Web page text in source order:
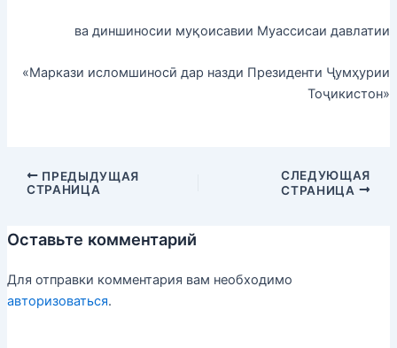
ва диншиносии муқоисавии Муассисаи давлатии
«Маркази исломшиносӣ дар назди Президенти Ҷумҳурии
Тоҷикистон»
ПРЕДЫДУЩАЯ
СТРАНИЦА
СЛЕДУЮЩАЯ
СТРАНИЦА
Оставьте комментарий
Для отправки комментария вам необходимо
авторизоваться.